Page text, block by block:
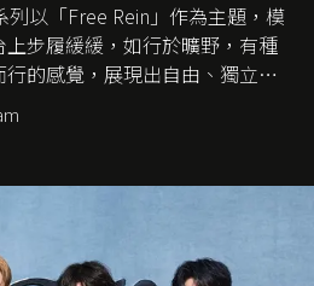
列以「Free Rein」作為主題，模
步履緩緩，如行於曠野，有種
的感覺，展現出自由、獨立與